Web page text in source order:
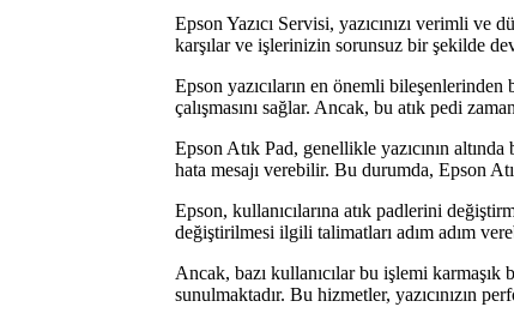
Epson Yazıcı Servisi, yazıcınızı verimli ve
karşılar ve işlerinizin sorunsuz bir şekilde
Epson yazıcıların en önemli
çalışmasını sağlar. Ancak, bu atık pedi
Epson Atık Pad, genellikle yazıcının
hata mesajı verebilir. Bu durumda, Epson
Epson, kullanıcılarına atık padlerini
değiştirilmesi ilgili talimatları adım adım
Ancak, bazı kullanıcılar bu işlemi
sunulmaktadır. Bu hizmetler, yazıcınızın